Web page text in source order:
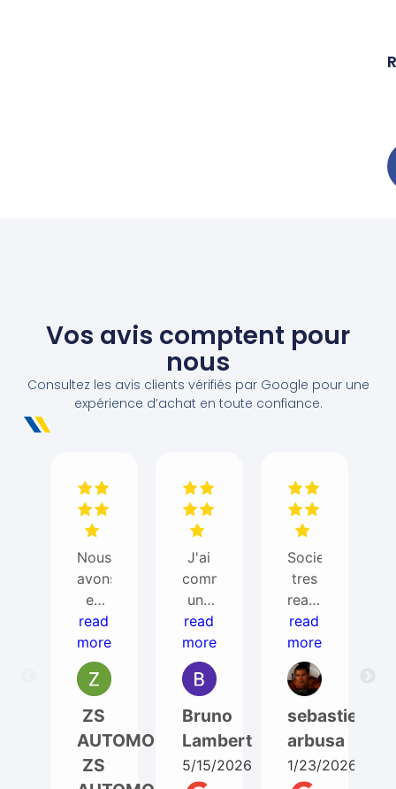
Vos avis comptent pour
nous
Consultez les avis clients vérifiés par Google pour une
expérience d’achat en toute confiance.
Nous
avons
eu
besoin
de
ITEM
AUTO
pour
un
changement
moteur
read
more
ZS
AUTOMOBILES
ZS
J'ai
commandé
une
bd
pour
un
T5
phase
1. Je
suis
très
read
more
Bruno
Lambert
5/15/2026
Societe
tres
reactive
et
super
avec
ses
clients
(envoi
d'une
piece
read
more
sebastien
arbusa
1/23/2026